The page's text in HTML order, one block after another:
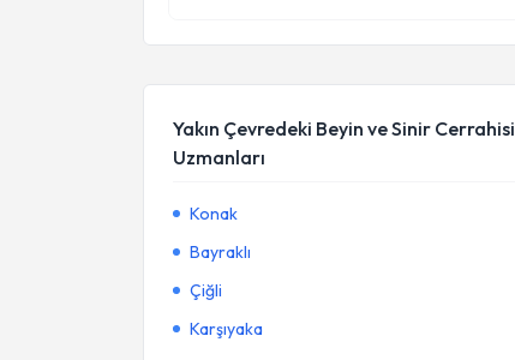
Yakın Çevredeki Beyin ve Sinir Cerrahisi
Uzmanları
Konak
Bayraklı
Çiğli
Karşıyaka